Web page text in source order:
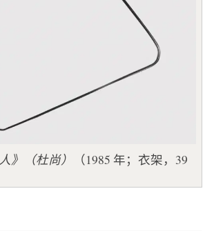
人》（杜尚）
（1985 年；衣架，39